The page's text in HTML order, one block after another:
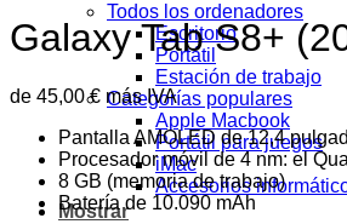
Todos los ordenadores
Escritorio
Portátil
Estación de trabajo
Categorías populares
Apple Macbook
Portátil para juegos
iMac
Accesorios
Mostrar
Galaxy Tab S8+
de 45,00€ más IVA
Pantalla AMOLED de 12,4
Procesador móvil de 4 nm: el
8 GB (memoria de trabajo)
Batería de 10.090 mAh